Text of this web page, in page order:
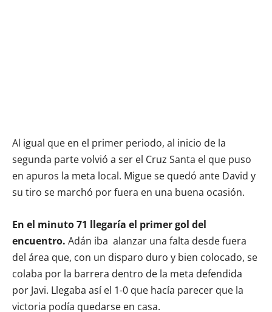
Al igual que en el primer periodo, al inicio de la
segunda parte volvió a ser el Cruz Santa el que puso
en apuros la meta local. Migue se quedó ante David y
su tiro se marchó por fuera en una buena ocasión.
En el minuto 71 llegaría el primer gol del
encuentro. Adán iba alanzar una falta desde fuera
del área que, con un disparo duro y bien colocado, se
colaba por la barrera dentro de la meta defendida
por Javi. Llegaba así el 1-0 que hacía parecer que la
victoria podía quedarse en casa.